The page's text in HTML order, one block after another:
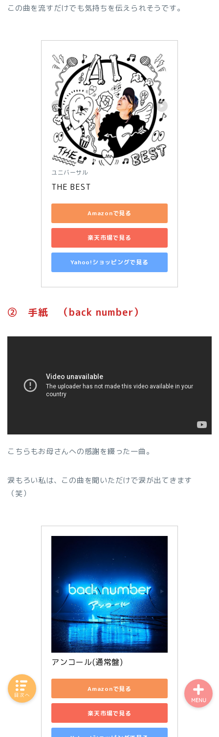
この曲を流すだけでも気持ちを伝えられそうです。
ユニバーサル
THE BEST
Amazonで見る
楽天市場で見る
Yahoo!ショッピングで見る
➁ 手紙 （back number）
こちらもお母さんへの感謝を綴った一曲。
涙もろい私は、この曲を聞いただけで涙が出てきます
（笑）
アンコール(通常盤)
Amazonで見る
楽天市場で見る
MENU
おでかけ
目次へ